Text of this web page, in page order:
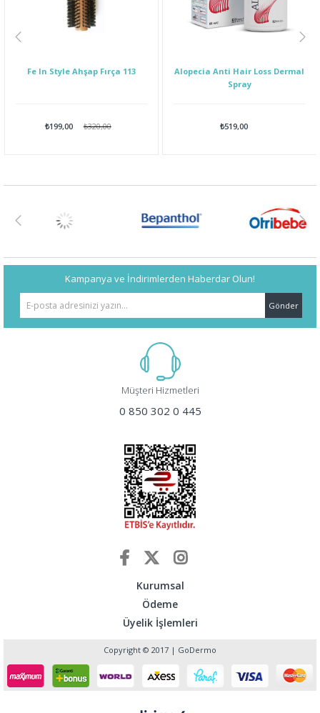
Fe In Style Ahşap Fırça 113
₺199,00 ₺320,00
Alopecia Anti Hair Loss Dermal
Spray
₺519,00
Kampanya ve İndirimlerden Haberdar Olun!
Gönder
Müşteri Hizmetleri
0 850 302 0 445
Kurumsal
Ödeme
Üyelik İşlemleri
Copyright © 2017 | GoDermo